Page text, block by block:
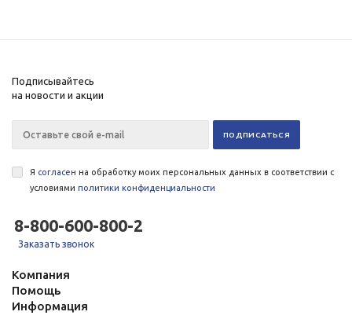
Подписывайтесь
на новости и акции
Я согласен на обработку моих персональных данных в соответствии с
условиями политики конфиденциальности
8-800-600-800-2
Заказать звонок
Компания
Помощь
Информация